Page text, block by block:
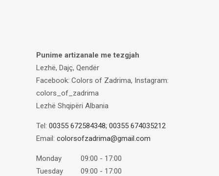
Punime artizanale me tezgjah
Lezhë, Dajç, Qendër
Facebook: Colors of Zadrima, Instagram:
colors_of_zadrima
Lezhë Shqipëri Albania
Tel: 00355 672584348; 00355 674035212
Email: colorsofzadrima@gmail.com
Monday
09:00 - 17:00
Tuesday
09:00 - 17:00